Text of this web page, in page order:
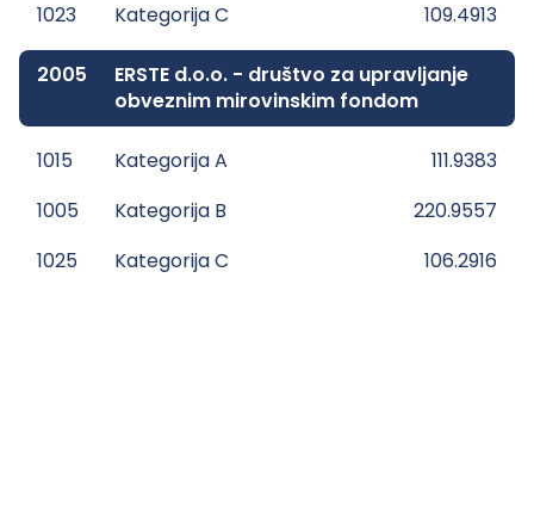
1023
Kategorija C 109.4913
2005
ERSTE d.o.o. - društvo za upravljanje
obveznim mirovinskim fondom
1015 Kategorija A
111.9383
1005
Kategorija B
220.9557
1025
Kategorija C 106.2916